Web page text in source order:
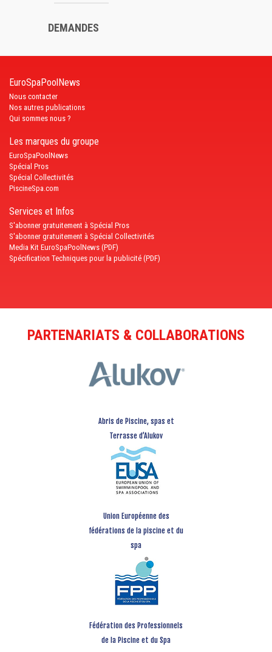
DEMANDES
EuroSpaPoolNews
Nous contacter
Nos autres publications
Qui sommes nous ?
Les marques du groupe
EuroSpaPoolNews
Spécial Pros
Spécial Collectivités
PiscineSpa.com
Services et Infos
S'abonner gratuitement à Spécial Pros
S'abonner gratuitement à Spécial Collectivités
Media Kit EuroSpaPoolNews (PDF)
Spécification Techniques pour la publicité (PDF)
PARTENARIATS & COLLABORATIONS
Abris de Piscine, spas et
Terrasse d’Alukov
Union Européenne des
fédérations de la piscine et du
spa
Fédération des Professionnels
de la Piscine et du Spa